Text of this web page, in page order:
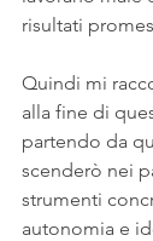
risultati
Quindi mi
alla fine di
partendo da
scenderò nei
strumenti
autonomia e